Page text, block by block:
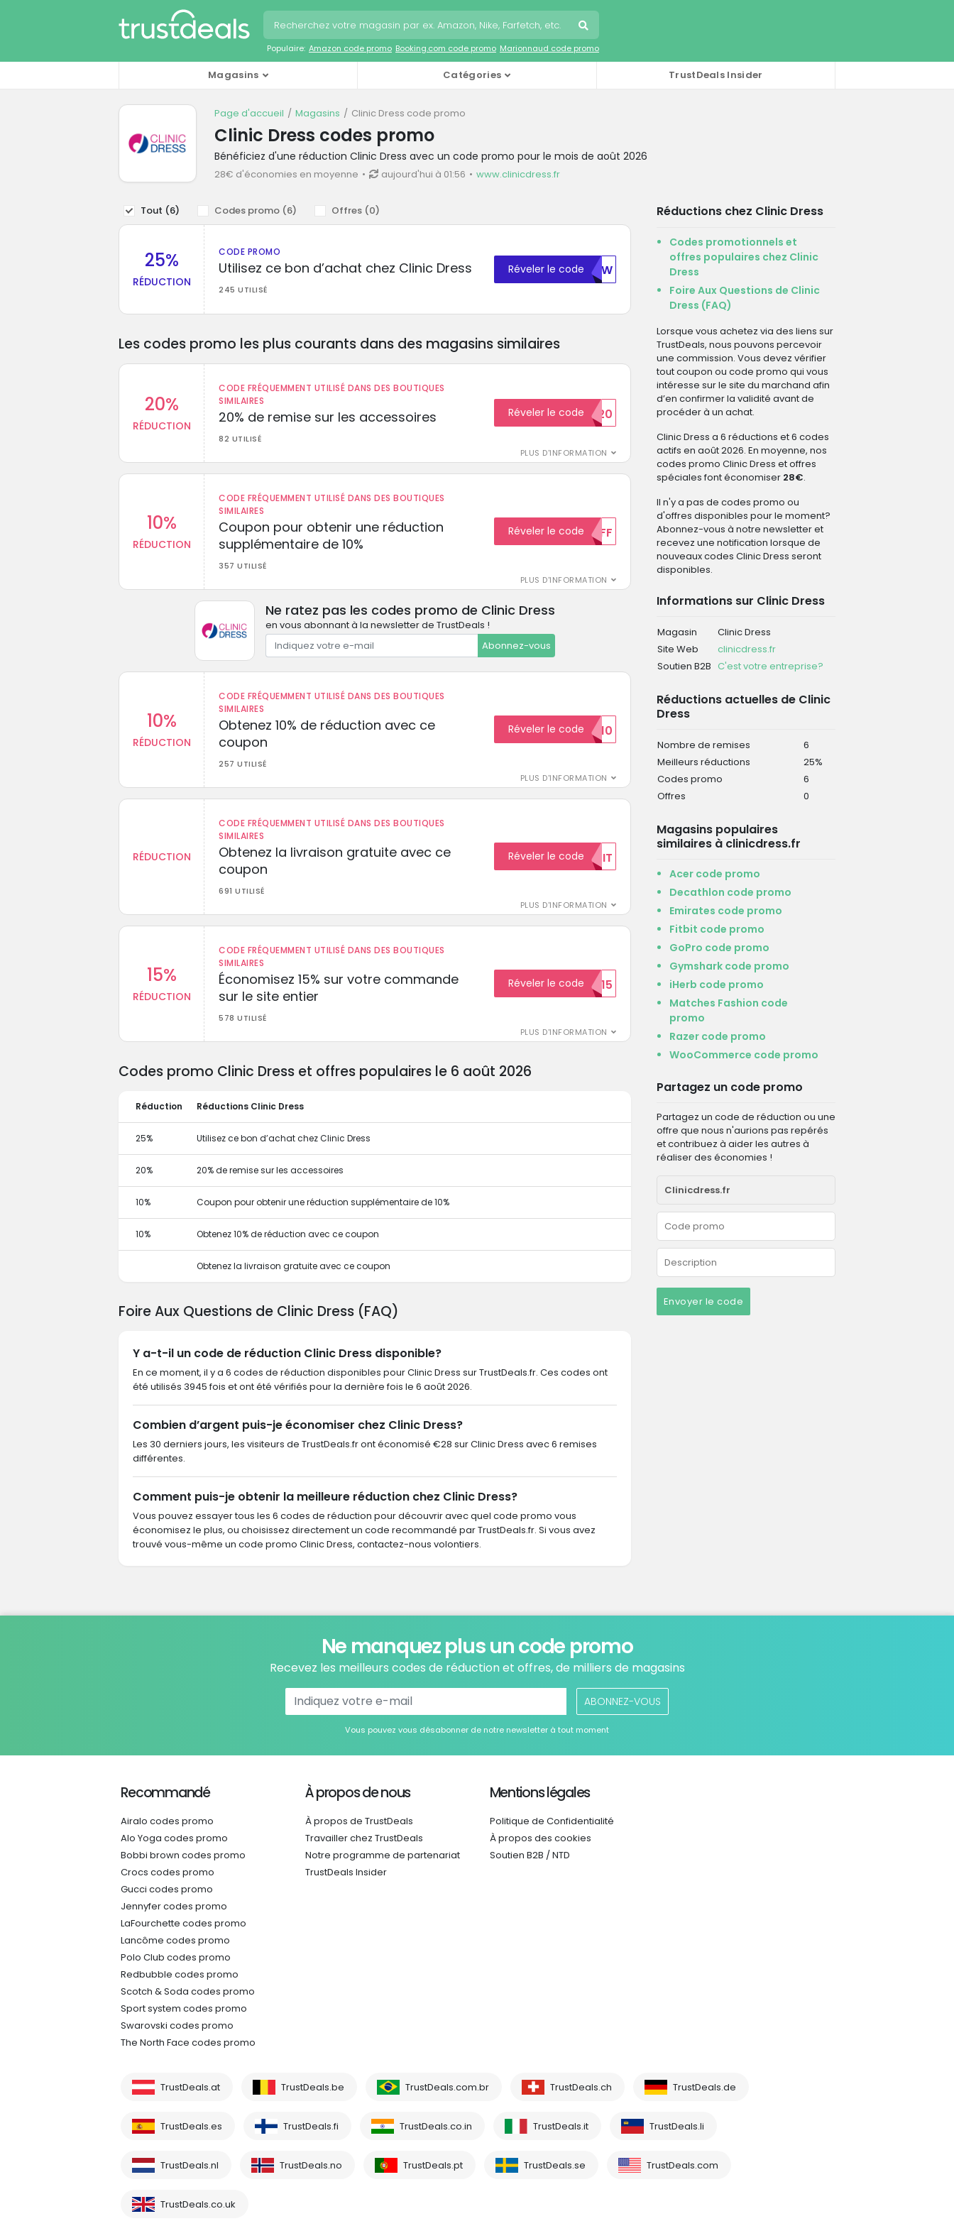
Populaire: Amazon code promo Booking.com code promo Marionnaud code promo
Magasins Catégories TrustDeals Insider
Page d'accueil Magasins Clinic Dress code promo
Clinic Dress codes promo
Bénéficiez d'une réduction Clinic Dress avec un code promo pour le mois de août 2026
28€ d'économies en moyenne aujourd'hui à 01:56 www.clinicdress.fr
Tout (6) Codes promo (6) Offres (0)
25%
RÉDUCTION
CODE PROMO
Utilisez ce bon d’achat chez Clinic Dress
245 UTILISÉ
Réveler le code NTIW
Les codes promo les plus courants dans des magasins similaires
20%
RÉDUCTION
CODE FRÉQUEMMENT UTILISÉ DANS DES BOUTIQUES
SIMILAIRES
20% de remise sur les accessoires
82 UTILISÉ
PLUS D'INFORMATION
Réveler le code
BIENVENUE20
10%
RÉDUCTION
CODE FRÉQUEMMENT UTILISÉ DANS DES BOUTIQUES
SIMILAIRES
Coupon pour obtenir une réduction
supplémentaire de 10%
357 UTILISÉ
PLUS D'INFORMATION
Réveler le code10%OFF
Ne ratez pas les codes promo de Clinic Dress
en vous abonnant à la newsletter de TrustDeals !
Abonnez-vous
10%
RÉDUCTION
CODE FRÉQUEMMENT UTILISÉ DANS DES BOUTIQUES
SIMILAIRES
Obtenez 10% de réduction avec ce
coupon
257 UTILISÉ
PLUS D'INFORMATION
Réveler le code
REDUCTION10
RÉDUCTION
CODE FRÉQUEMMENT UTILISÉ DANS DES BOUTIQUES
SIMILAIRES
Obtenez la livraison gratuite avec ce
coupon
691 UTILISÉ
PLUS D'INFORMATION
Réveler le codeGRATUIT
15%
RÉDUCTION
CODE FRÉQUEMMENT UTILISÉ DANS DES BOUTIQUES
SIMILAIRES
Économisez 15% sur votre commande
sur le site entier
578 UTILISÉ
PLUS D'INFORMATION
Réveler le codeECON15
Réductions chez Clinic Dress
Codes promotionnels et
offres populaires chez Clinic
Dress
Foire Aux Questions de Clinic
Dress (FAQ)
Lorsque vous achetez via des liens sur
TrustDeals, nous pouvons percevoir
une commission. Vous devez vérifier
tout coupon ou code promo qui vous
intéresse sur le site du marchand afin
d’en confirmer la validité avant de
procéder à un achat.
Clinic Dress a 6 réductions et 6 codes
actifs en août 2026. En moyenne, nos
codes promo Clinic Dress et offres
spéciales font économiser 28€.
Il n'y a pas de codes promo ou
d'offres disponibles pour le moment?
Abonnez-vous à notre newsletter et
recevez une notification lorsque de
nouveaux codes Clinic Dress seront
disponibles.
Informations sur Clinic Dress
Magasin
Clinic Dress
Site Web
clinicdress.fr
Soutien B2B C'est votre entreprise?
Réductions actuelles de Clinic
Dress
Nombre de remises
6
Meilleurs réductions
25%
Codes promo
6
Offres
0
Magasins populaires
similaires à clinicdress.fr
Acer code promo
Decathlon code promo
Emirates code promo
Fitbit code promo
GoPro code promo
Gymshark code promo
iHerb code promo
Matches Fashion code
promo
Razer code promo
WooCommerce code promo
Partagez un code promo
Partagez un code de réduction ou une
offre que nous n'aurions pas repérés
et contribuez à aider les autres à
réaliser des économies !
Envoyer le code
Codes promo Clinic Dress et offres populaires le 6 août 2026
Réduction Réductions Clinic Dress
25% Utilisez ce bon d’achat chez Clinic Dress
20% 20% de remise sur les accessoires
10% Coupon pour obtenir une réduction supplémentaire de 10%
10% Obtenez 10% de réduction avec ce coupon
Obtenez la livraison gratuite avec ce coupon
Foire Aux Questions de Clinic Dress (FAQ)
Y a-t-il un code de réduction Clinic Dress disponible?
En ce moment, il y a 6 codes de réduction disponibles pour Clinic Dress sur TrustDeals.fr. Ces codes ont
été utilisés 3945 fois et ont été vérifiés pour la dernière fois le 6 août 2026.
Combien d’argent puis-je économiser chez Clinic Dress?
Les 30 derniers jours, les visiteurs de TrustDeals.fr ont économisé €28 sur Clinic Dress avec 6 remises
différentes.
Comment puis-je obtenir la meilleure réduction chez Clinic Dress?
Vous pouvez essayer tous les 6 codes de réduction pour découvrir avec quel code promo vous
économisez le plus, ou choisissez directement un code recommandé par TrustDeals.fr. Si vous avez
trouvé vous-même un code promo Clinic Dress, contactez-nous volontiers.
Ne manquez plus un code promo
Recevez les meilleurs codes de réduction et offres, de milliers de magasins
ABONNEZ-VOUS
Vous pouvez vous désabonner de notre newsletter à tout moment
Recommandé
Airalo codes promo
Alo Yoga codes promo
Bobbi brown codes promo
Crocs codes promo
Gucci codes promo
Jennyfer codes promo
LaFourchette codes promo
Lancôme codes promo
Polo Club codes promo
Redbubble codes promo
Scotch & Soda codes promo
Sport system codes promo
Swarovski codes promo
The North Face codes promo
À propos de nous
À propos de TrustDeals
Travailler chez TrustDeals
Notre programme de partenariat
TrustDeals Insider
Mentions légales
Politique de Confidentialité
À propos des cookies
Soutien B2B / NTD
TrustDeals.at TrustDeals.be TrustDeals.com.br TrustDeals.ch TrustDeals.de
TrustDeals.es TrustDeals.fi TrustDeals.co.in TrustDeals.it TrustDeals.li
TrustDeals.nl TrustDeals.no TrustDeals.pt TrustDeals.se TrustDeals.com
TrustDeals.co.uk